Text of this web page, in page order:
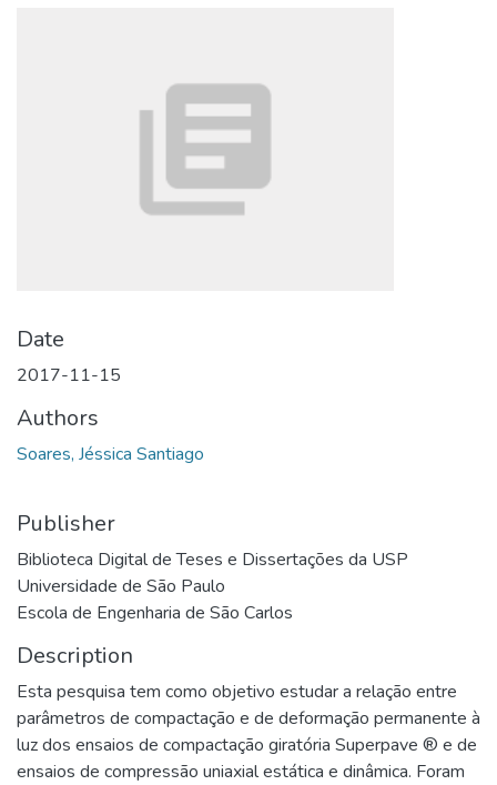
Date
2017-11-15
Authors
Soares, Jéssica Santiago
Publisher
Biblioteca Digital de Teses e Dissertações da USP
Universidade de São Paulo
Escola de Engenharia de São Carlos
Description
Esta pesquisa tem como objetivo estudar a relação entre
parâmetros de compactação e de deformação permanente à
luz dos ensaios de compactação giratória Superpave ® e de
ensaios de compressão uniaxial estática e dinâmica. Foram